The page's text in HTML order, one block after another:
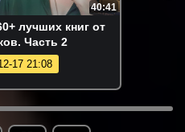
40:41
лучших книг от
Часть 2
17 21:08